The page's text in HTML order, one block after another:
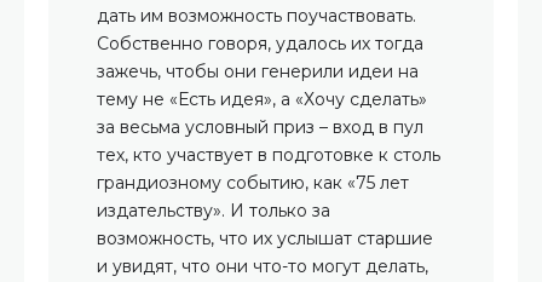
дать им возможность поучаствовать.
Собственно говоря, удалось их тогда
зажечь, чтобы они генерили идеи на
тему не «Есть идея», а «Хочу сделать»
за весьма условный приз – вход в пул
тех, кто участвует в подготовке к столь
грандиозному событию, как «75 лет
издательству». И только за
возможность, что их услышат старшие
и увидят, что они что-то могут делать,